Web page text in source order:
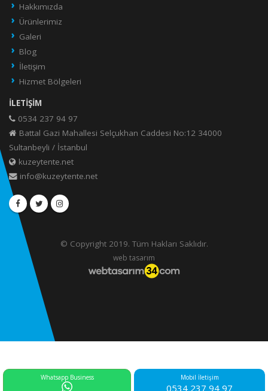
Hakkımızda
Ürünlerimiz
Galeri
Blog
İletişim
Hizmet Bölgeleri
İLETIŞIM
0534 237 94 97
Battal Gazi Mahallesi Selçukhan Caddesi No:12 34000
Sultanbeyli / İstanbul
kuzeytente.net
info@kuzeytente.net
© Copyright 2019. Tüm Hakları Saklıdır.
web tasarım
Whatsapp Business Mobil İletişim
0534 237 94 97